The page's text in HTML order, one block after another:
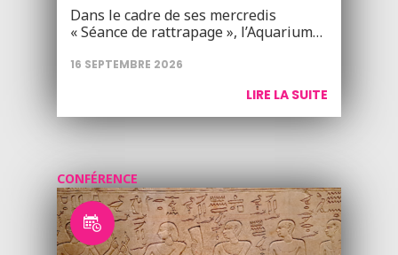
Dans le cadre de ses mercredis
« Séance de rattrapage », l’Aquarium…
16 SEPTEMBRE 2026
LIRE LA SUITE
CONFÉRENCE